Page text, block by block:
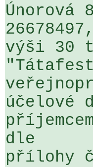
Únorová
výši 30
účelové
dle
přílohy